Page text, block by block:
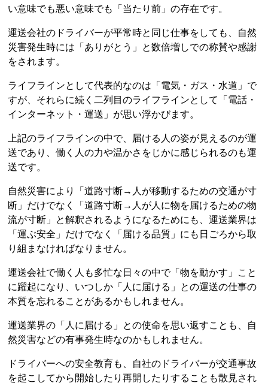
い意味でも悪い意味でも「当たり前」の存在です。
運送会社のドライバーが平常時と同じ仕事をしても、自然
災害発生時には「ありがとう」と数倍増しでの称賛や感謝
をされます。
ライフラインとして代表的なのは「電気・ガス・水道」で
すが、それらに続く二列目のライフラインとして「電話・
インターネット・運送」が思い浮かびます。
上記のライフラインの中で、届ける人の姿が見えるのが運
送であり、働く人の力や温かさをじかに感じられるのも運
送です。
自然災害により「道路寸断→人が移動するための交通が寸
断」だけでなく「道路寸断→人が人に物を届けるための物
流が寸断」と解釈されるようになるためにも、運送業界は
「運ぶ安全」だけでなく「届ける品質」にも日ごろから取
り組まなければなりません。
運送会社で働く人も多忙な日々の中で「物を動かす」こと
に躍起になり、いつしか「人に届ける」との運送の仕事の
本質を忘れることがあるかもしれません。
運送業界の「人に届ける」との使命を思い返すことも、自
然災害などの有事発生時なのかもしれません。
ドライバーへの安全教育も、自社のドライバーが交通事故
を起こしてから開始したり再開したりすることも散見され